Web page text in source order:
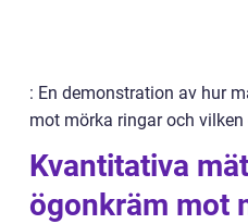
: En demonstration av hur
mot mörka ringar och vilken
Kvantitativa
ögonkräm mot